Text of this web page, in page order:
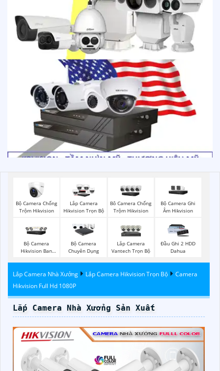
Bộ Camera Chống
Trộm Hikvision
Lắp Camera
Hikvision Trọn Bộ
Bô Camera Chống
Trộm Hikvision
Bộ Camera Ghi
Âm Hikvision
Bộ Camera
Hikvision Ban
Bộ Camera
Chuyên Dụng
Lắp Camera
Vantech Trọn Bộ
Đầu Ghi 2 HDD
Dahua
Lắp Camera Nhà Xưởng Lắp Camera Hikvision Trọn Bộ
Camera
Hikvision Full Hd 1080P
Lắp Camera Nhà Xưởng Sản Xuất